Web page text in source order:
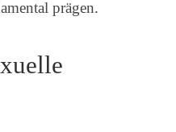
prägen.